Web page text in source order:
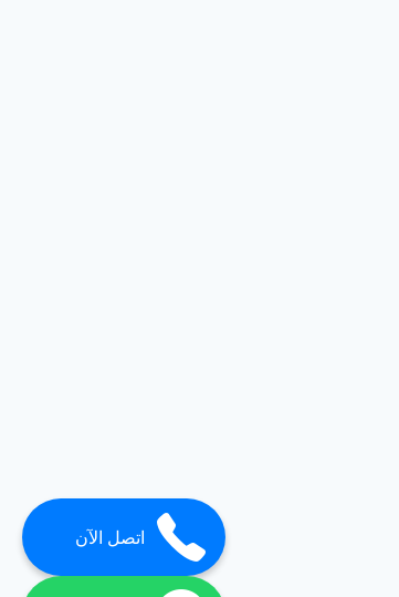
اتصل الآن